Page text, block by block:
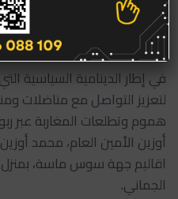
زينب أبوعبد الله
في إطار الدينامية السياسية
لتعزيز التواصل مع مناضلات
هموم وتطلعات المغاربة عبر
أوزين الأمين العام، محمد
اقاليم جهة سوس ماسة،
الجماني.